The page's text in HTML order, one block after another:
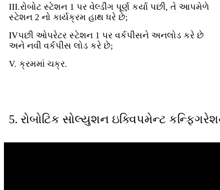
III.રોબોટ સ્ટેશન 1 પર વેલ્ડીંગ પૂર્ણ કર્યા પછી, તે આપમેળે
સ્ટેશન 2 નો કાર્યક્રમ હાથ ધરે છે;
Ⅳપછી ઓપરેટર સ્ટેશન 1 પર વર્કપીસને અનલોડ કરે છે
અને નવી વર્કપીસ લોડ કરે છે;
V. ક્રમમાં ચક્ર.
5. રોબોટિક સોલ્યુશન ઇક્વિપમેન્ટ